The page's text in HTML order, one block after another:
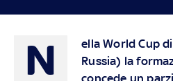
N
ella World Cup
Russia) la
concede un